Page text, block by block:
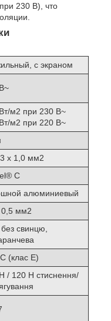
230 В), что
с экраном
м2 при 230 В~
м2 при 220 В~
х 1,0 мм2
С
алюминиевый
0,5 мм2
свинцю,
(клас Е)
/ 120 H стиснення/